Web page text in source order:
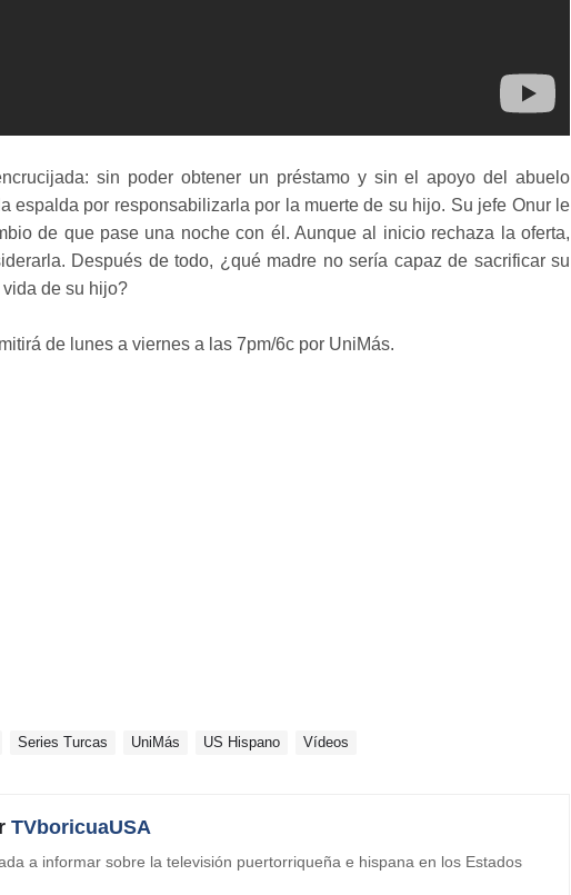
sin poder obtener un préstamo y sin el apoyo del abuelo
espalda por responsabilizarla por la muerte de su hijo. Su jefe Onur le
de que pase una noche con él. Aunque al inicio rechaza la oferta,
Después de todo, ¿qué madre no sería capaz de sacrificar su
de su hijo?
de lunes a viernes a las 7pm/6c por UniMás.
Series Turcas UniMás US Hispano Vídeos
TVboricuaUSA
a informar sobre la televisión puertorriqueña e hispana en los Estados